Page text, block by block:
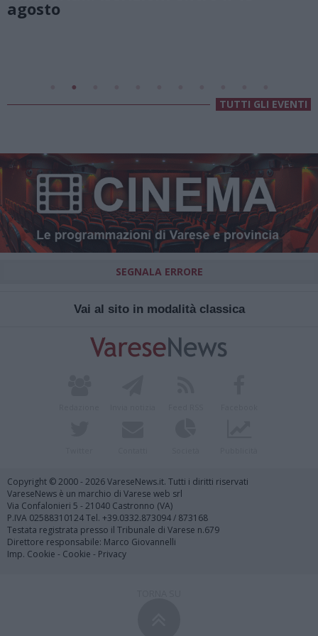
Valsolda
TUTTI GLI EVENTI
SEGNALA ERRORE
Vai al sito in modalità classica
Copyright © 2000 - 2026 VareseNews.it. Tutti i diritti riservati
VareseNews è un marchio di Varese web srl
Via Confalonieri 5 - 21040 Castronno (VA)
P.IVA 02588310124 Tel. +39.0332.873094 / 873168
Testata registrata presso il Tribunale di Varese n.679
Direttore responsabile: Marco Giovannelli
Imp. Cookie - Cookie - Privacy